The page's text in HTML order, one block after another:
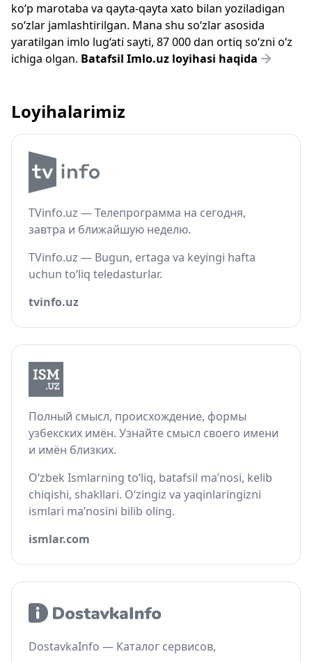
ko‘p marotaba va qayta-qayta xato bilan yoziladigan
so‘zlar jamlashtirilgan. Mana shu so‘zlar asosida
yaratilgan imlo lug‘ati sayti, 87 000 dan ortiq so‘zni o‘z
ichiga olgan. Batafsil Imlo.uz loyihasi haqida
Loyihalarimiz
TVinfo.uz — Телепрограмма на сегодня,
завтра и ближайшую неделю.
TVinfo.uz — Bugun, ertaga va keyingi hafta
uchun to‘liq teledasturlar.
tvinfo.uz
Полный смысл, происхождение, формы
узбекских имён. Узнайте смысл своего имени
и имён близких.
O‘zbek Ismlarning to‘liq, batafsil ma’nosi, kelib
chiqishi, shakllari. O‘zingiz va yaqinlaringizni
ismlari ma’nosini bilib oling.
ismlar.com
DostavkaInfo — Каталог сервисов,